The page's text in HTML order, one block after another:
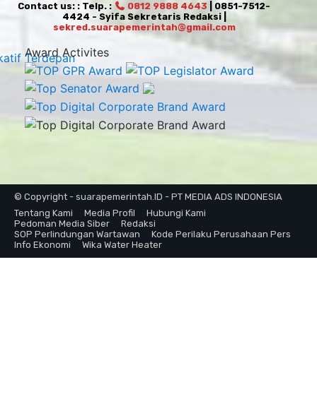
Contact us: : Telp. : 0812 9888 4643 | 0851-7512-
4424 - Syifa Sekretaris Redaksi |
sekred.suarapemerintah@gmail.com
Award Activites
© Copyright - suarapemerintah.ID - PT MEDIA ADS INDONESIA
Tentang Kami
Media Profil
Hubungi Kami
Pedoman Media Siber
Redaksi
SOP Perlindungan Wartawan
Kode Perilaku Perusahaan Pers
Info Ekonomi
Wika Water Heater